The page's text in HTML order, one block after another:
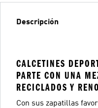
Descripción
CALCETINES
PARTE CON UNA
RECICLADOS Y
Con sus zapatillas